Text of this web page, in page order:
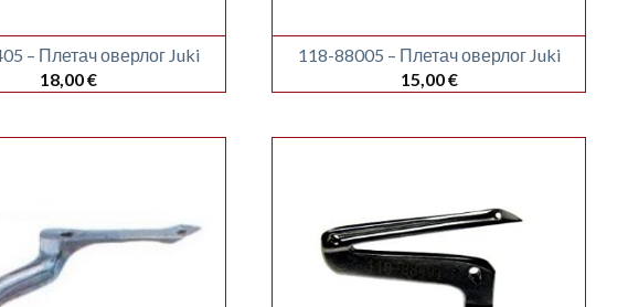
– Плетач оверлог Juki
18,00€
118-88005 – Плетач оверлог Juki
15,00€